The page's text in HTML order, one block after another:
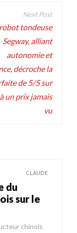
tondeuse
Segway, alliant
autonomie et
décroche la
de 5/5 sur
un prix jamais
vu
CLAUDE
du
sur le
chinois